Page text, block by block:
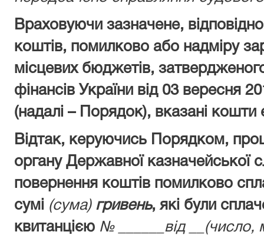
Враховуючи зазначене,
коштів, помилково або надміру
місцевих бюджетів,
фінансів України від 03 вересня
(надалі – Порядок), вказані
Відтак, керуючись Порядком,
органу Державної казначейської
повернення коштів помилково
сумі (сума) гривень, які були
квитанцією № ______від __(число,